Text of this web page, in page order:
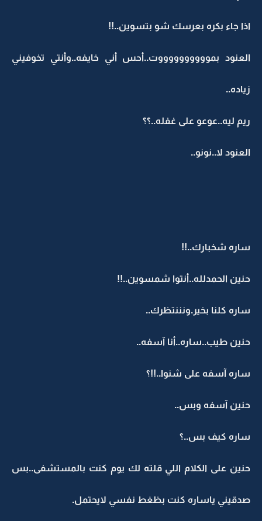
اذا جاء بكره بعرسك شو بتسوين..!!
العنود بمووووووووووت..أحس أني خايفه..وأنتي تخوفيني
زياده..
ريم ليه..عوعو على غفله..؟؟
العنود لا..نونو..
ساره شخبارك..!!
حنين الحمدلله..أنتوا شمسوين..!!
ساره كلنا بخير.ونننتظرك..
حنين طيب..ساره..أنا آسفه..
ساره آسفه على شنوا..!!؟
حنين آسفه وبس..
ساره كيف بس..؟
حنين على الكلام اللي قلته لك يوم كنت بالمستشفى..بس
صدقيني ياساره كنت بظغط نفسي لايحتمل.